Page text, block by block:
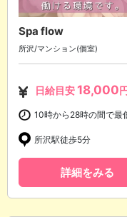
Spa flow
所沢/マンション(個室)
日給目安 18,000
10時から28時の間で最
所沢駅徒歩5分
詳細をみる